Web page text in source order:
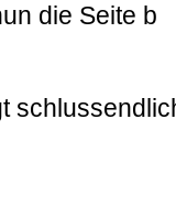
die Seite b